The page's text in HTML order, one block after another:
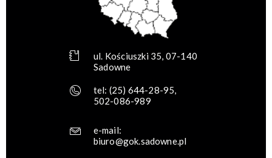
ul. Kościuszki 35, 07-140
Sadowne
tel: (25) 644-28-95,
502-086-989
e-mail:
biuro@gok.sadowne.pl